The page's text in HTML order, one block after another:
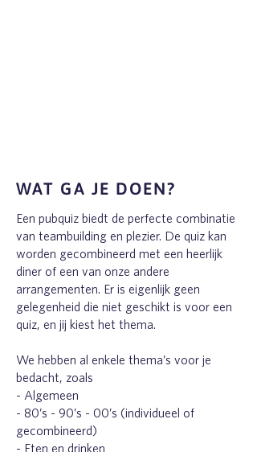
WAT GA JE DOEN?
Een pubquiz biedt de perfecte combinatie
van teambuilding en plezier. De quiz kan
worden gecombineerd met een heerlijk
diner of een van onze andere
arrangementen. Er is eigenlijk geen
gelegenheid die niet geschikt is voor een
quiz, en jij kiest het thema.
We hebben al enkele thema’s voor je
bedacht, zoals
- Algemeen
- 80’s - 90’s - 00’s (individueel of
gecombineerd)
- Eten en drinken